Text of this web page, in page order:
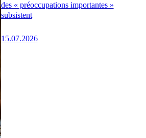
des « préoccupations importantes »
subsistent
15.07.2026